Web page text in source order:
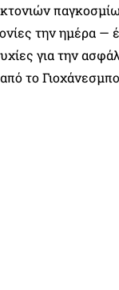
την ημέρα —
για την
το